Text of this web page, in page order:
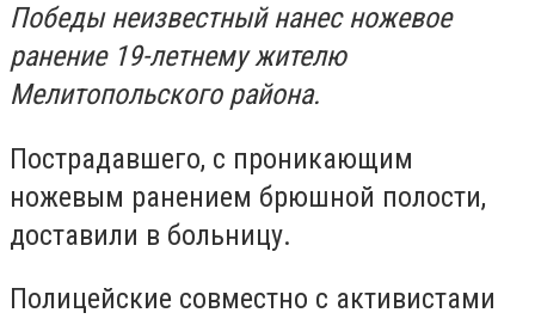
Победы неизвестный нанес ножевое
ранение 19-летнему жителю
Мелитопольского района.
Пострадавшего, с проникающим
ножевым ранением брюшной полости,
доставили в больницу.
Полицейские совместно с активистами